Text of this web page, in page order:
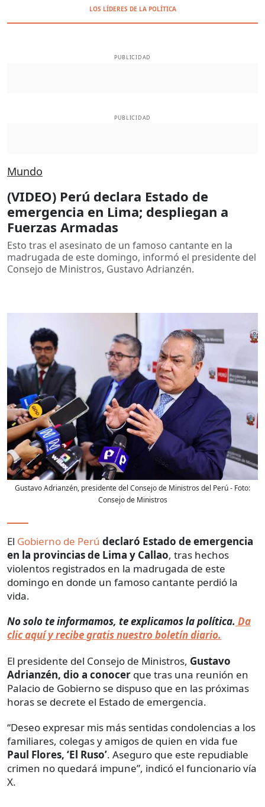
LOS LÍDERES DE LA POLÍTICA
PUBLICIDAD
PUBLICIDAD
Mundo
(VIDEO) Perú declara Estado de
emergencia en Lima; despliegan a
Fuerzas Armadas
Esto tras el asesinato de un famoso cantante en la
madrugada de este domingo, informó el presidente del
Consejo de Ministros, Gustavo Adrianzén.
Gustavo Adrianzén, presidente del Consejo de Ministros del Perú- Foto:
Consejo de Ministros
El Gobierno de Perú declaró Estado de emergencia
en la provincias de Lima y Callao, tras hechos
violentos registrados en la madrugada de este
domingo en donde un famoso cantante perdió la
vida.
No solo te informamos, te explicamos la política. Da
clic aquí y recibe gratis nuestro boletín diario.
El presidente del Consejo de Ministros, Gustavo
Adrianzén, dio a conocer que tras una reunión en
Palacio de Gobierno se dispuso que en las próximas
horas se decrete el Estado de emergencia.
“Deseo expresar mis más sentidas condolencias a los
familiares, colegas y amigos de quien en vida fue
Paul Flores, ‘El Ruso’. Aseguro que este repudiable
crimen no quedará impune”, indicó el funcionario vía
X.